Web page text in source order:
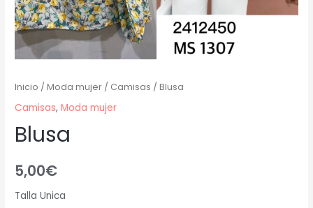
Inicio /Moda mujer / Camisas / Blusa
Camisas,Moda mujer
Blusa
5,00€
Talla Unica